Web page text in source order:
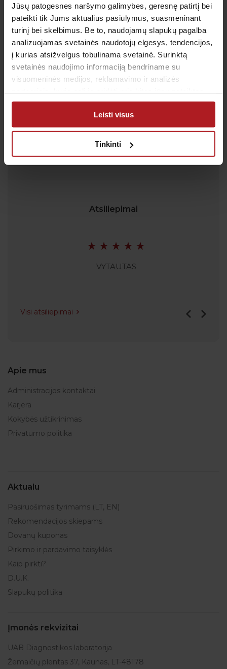
Jūsų patogesnes naršymo galimybes, geresnę patirtį bei
pateikti tik Jums aktualius pasiūlymus, suasmeninant
turinį bei skelbimus. Be to, naudojamų slapukų pagalba
analizuojamas svetainės naudotojų elgesys, tendencijos,
į kurias atsižvelgus tobulinama svetainė. Surinktą
svetainės naudojimo informaciją bendriname su
visuomeninės medijos, reklamavimo ir analizės
arba naudojant paslaugas surinktos informacijos.
Leisti visus
Tinkinti
Klientų aptarnavimas
Tel.:+370 700 55 511
Tel.: (iš užsienio)00-370-37-245330
Skambučiai į klientų aptarnavimo centro numerį
apmokestinami pagal Jūsų ryšio operatoriaus
taikomą tarifą.
VII: Nedirbame
Atsiliepimai
VYTAUTAS
Visi atsiliepimai
Apie mus
Administracijos kontaktai
Karjera
Kokybės užtikrinimas
Privatumo politika
Aktualu
Pasiruošimas tyrimams (LT, EN)
Rekomendacijos skiepams
Dovanų kuponas
Pirkimo ir pardavimo taisyklės
Kaip pirkti?
D.U.K.
Slapukų politika
Įmonės rekvizitai
UAB Diagnostikos laboratorija
Žemaičių plentas 37, Kaunas, LT-48178